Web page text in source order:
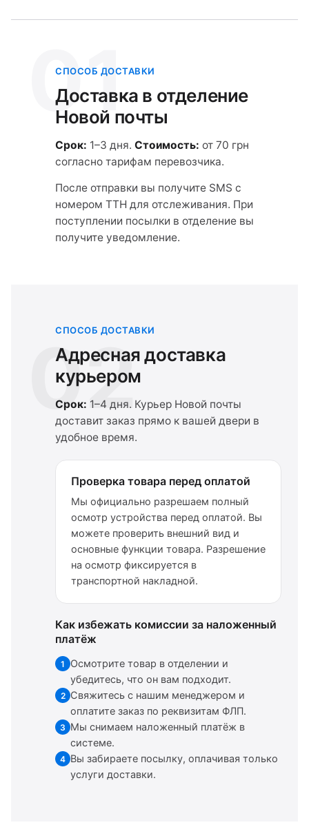
01
СПОСОБ ДОСТАВКИ
Доставка в отделение
Новой почты
Срок: 1–3 дня. Стоимость: от 70 грн
согласно тарифам перевозчика.
После отправки вы получите SMS с
номером ТТН для отслеживания. При
поступлении посылки в отделение вы
получите уведомление.
02
СПОСОБ ДОСТАВКИ
Адресная доставка
курьером
Срок: 1–4 дня. Курьер Новой почты
доставит заказ прямо к вашей двери в
удобное время.
Проверка товара перед оплатой
Мы официально разрешаем полный
осмотр устройства перед оплатой. Вы
можете проверить внешний вид и
основные функции товара. Разрешение
на осмотр фиксируется в
транспортной накладной.
Как избежать комиссии за наложенный
платёж
1
Осмотрите товар в отделении и
убедитесь, что он вам подходит.
2 Свяжитесь с нашим менеджером и
оплатите заказ по реквизитам ФЛП.
3 Мы снимаем наложенный платёж в
системе.
4 Вы забираете посылку, оплачивая только
услуги доставки.